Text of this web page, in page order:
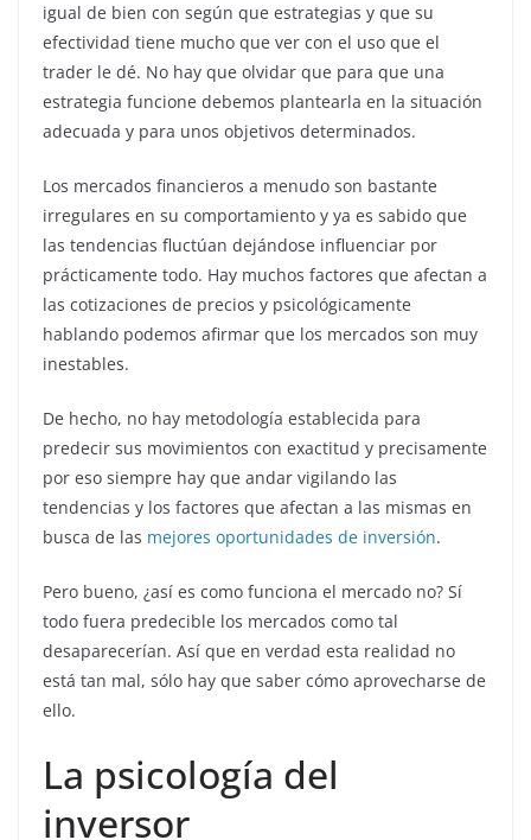
igual de bien con según que estrategias y que su
efectividad tiene mucho que ver con el uso que el
trader le dé. No hay que olvidar que para que una
estrategia funcione debemos plantearla en la situación
adecuada y para unos objetivos determinados.
Los mercados financieros a menudo son bastante
irregulares en su comportamiento y ya es sabido que
las tendencias fluctúan dejándose influenciar por
prácticamente todo. Hay muchos factores que afectan a
las cotizaciones de precios y psicológicamente
hablando podemos afirmar que los mercados son muy
inestables.
De hecho, no hay metodología establecida para
predecir sus movimientos con exactitud y precisamente
por eso siempre hay que andar vigilando las
tendencias y los factores que afectan a las mismas en
busca de las mejores oportunidades de inversión.
Pero bueno, ¿así es como funciona el mercado no? Sí
todo fuera predecible los mercados como tal
desaparecerían. Así que en verdad esta realidad no
está tan mal, sólo hay que saber cómo aprovecharse de
ello.
La psicología del
inversor